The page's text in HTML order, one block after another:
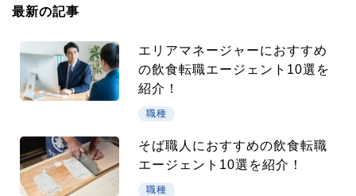
最新の記事
エリアマネージャーにおすすめ
の飲食転職エージェント10選を
紹介！
職種
そば職人におすすめの飲食転職
エージェント10選を紹介！
職種